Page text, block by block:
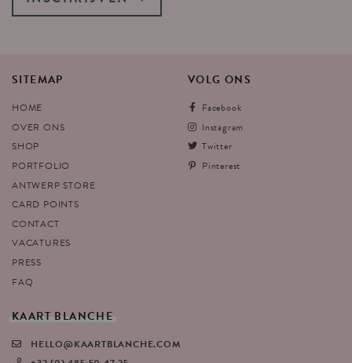
SITEMAP
HOME
OVER ONS
SHOP
PORTFOLIO
ANTWERP STORE
CARD POINTS
CONTACT
VACATURES
PRESS
FAQ
VOLG ONS
Facebook
Instagram
Twitter
Pinterest
KAART BLANCHE
HELLO@KAARTBLANCHE.COM